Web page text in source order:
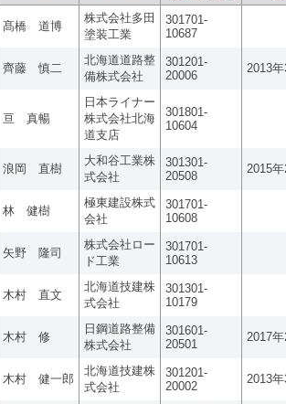
髙橋 道博
株式会社多田
塗装工業
301701-
10687
齊藤 慎二
北海道道路整
備株式会社
301201-
20006
2013
亘 真暢
日本ライナー
株式会社北海
道支店
301801-
10604
浪岡 直樹
大和谷工業株
式会社
301301-
20508
2015
林 健樹
極東建設株式
会社
301701-
10608
矢野 隆司
株式会社ロー
ド工業
301701-
10613
木村 直文
北海道技建株
式会社
301301-
10179
木村 修
日鋼道路整備
株式会社
301601-
20501
2017
木村 健一郎
北海道技建株
式会社
301201-
20002
2013